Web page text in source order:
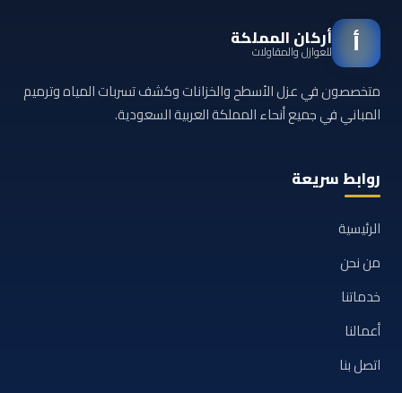
أ أركان المملكة
للعوازل والمقاولات
متخصصون في عزل الأسطح والخزانات وكشف تسربات المياه وترميم
المباني في جميع أنحاء المملكة العربية السعودية.
روابط سريعة
الرئيسية
من نحن
خدماتنا
أعمالنا
اتصل بنا